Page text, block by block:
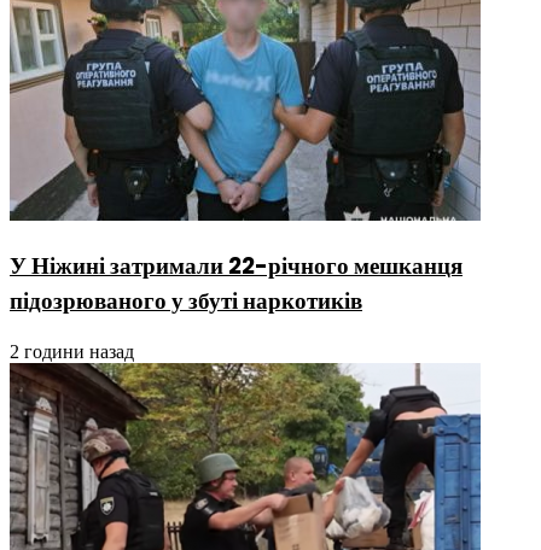
У Ніжині затримали 22-річного мешканця
підозрюваного у збуті наркотиків
2 години назад